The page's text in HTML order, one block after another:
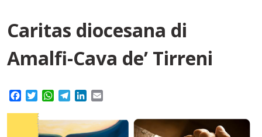
Caritas diocesana di
Amalfi-Cava de’ Tirreni
Facebook
TwitterWhatsApp
TelegramLinkedIn